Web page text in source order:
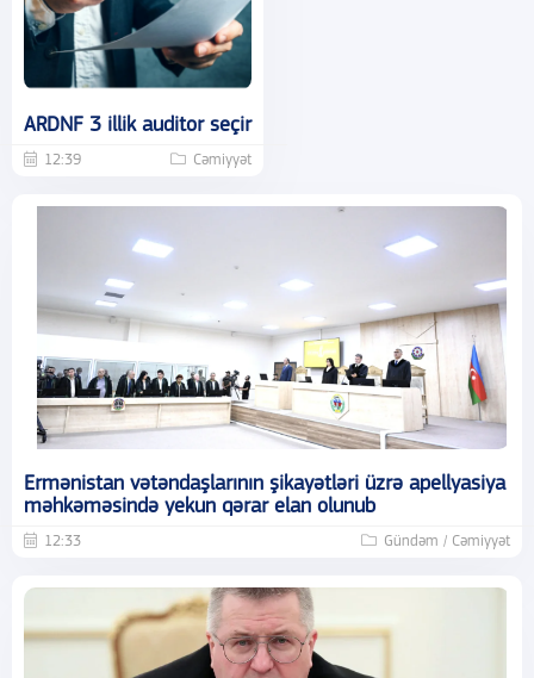
ARDNF 3 illik auditor seçir
12:39 Cəmiyyət
Ermənistan vətəndaşlarının şikayətləri üzrə apellyasiya
məhkəməsində yekun qərar elan olunub
12:33 Gündəm / Cəmiyyət